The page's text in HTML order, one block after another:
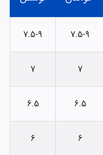
7.5-9
7.5-9
7
7
6.5
6.5
6
6